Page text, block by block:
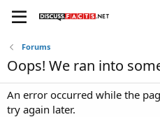
Forums
Oops! We ran into
An error occurred while the
try again later.